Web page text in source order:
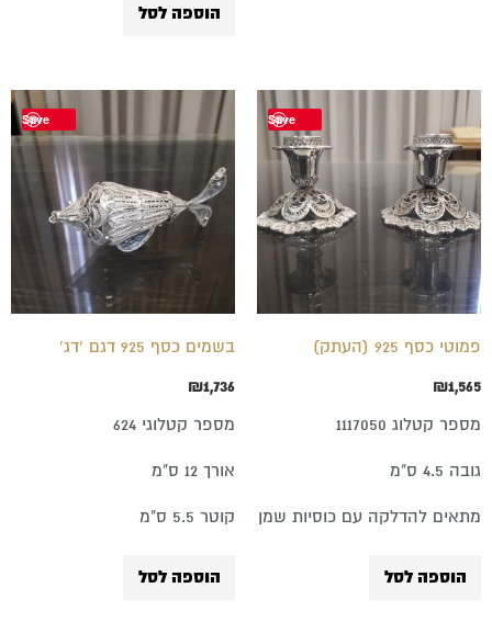
הוספה לסל
Save
פמוטי כסף 925 (העתק)
₪1,565
מספר קטלוג 1117050
גובה 4.5 ס"מ
מתאים להדלקה עם כוסיות שמן
הוספה לסל
Save
בשמים כסף 925 דגם 'דג'
₪1,736
מספר קטלוגי 624
אורך 12 ס"מ
קוטר 5.5 ס"מ
הוספה לסל